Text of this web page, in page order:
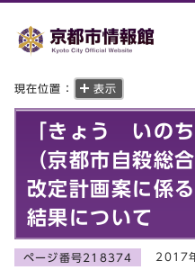
現在位置： 表示
「きょう いの
（京都市自殺総
改定計画案に係
結果について
ページ番号218374 2017